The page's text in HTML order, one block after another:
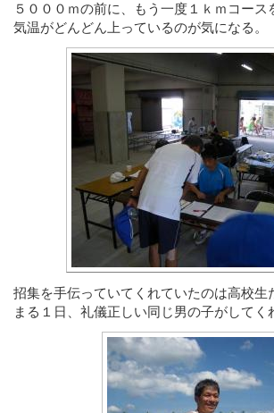
５０００ｍの前に、もう一度１ｋｍコース
気温がどんどん上っているのが気になる。
招集を手伝っていてくれていたのは高校生
まる１日、礼儀正しい同じ男の子がしてく